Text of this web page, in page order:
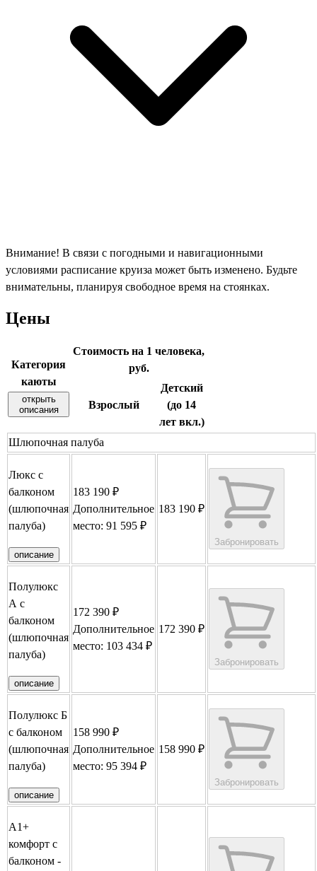
Внимание! В связи с погодными и навигационными
условиями расписание круиза может быть изменено. Будьте
внимательны, планируя свободное время на стоянках.
Цены
Категория
каюты
открыть
описания
Стоимость на 1 человека,
руб.
Взрослый
Детский
(до 14
лет вкл.)
Шлюпочная палуба
Люкс с
балконом
(шлюпочная
палуба)
описание
183 190 ₽
Дополнительное
место: 91 595 ₽
183 190 ₽
Забронировать
Полулюкс
А с
балконом
(шлюпочная
палуба)
описание
172 390 ₽
Дополнительное
место: 103 434 ₽
172 390 ₽
Забронировать
Полулюкс Б
с балконом
(шлюпочная
палуба)
описание
158 990 ₽
Дополнительное
место: 95 394 ₽
158 990 ₽
Забронировать
А1+
комфорт с
балконом -